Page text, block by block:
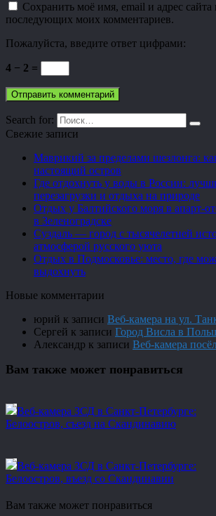
Сохранить моё имя, email и адрес сайта
последующих моих комментариев.
Пожалуйста, введите ответ цифрами:
4 − 2 =
Search for:
Свежие записи
Маврикий за пределами шезлонга:
настоящий остров
Где отдохнуть у воды в России:
перезагрузки и отдыха на природе
Отдых у Балтийского моря в апарт-
в Зеленоградске
Суздаль — город с тысячелетней
атмосферой русского уюта
Отдых в Подмосковье: место, где
выдохнуть
Новые комментарии
юрий к записи Веб-камера на ул.
Сергей к записи Город Висла в
Александр к записи Веб-камера
Вам также может понравиться
Веб-камера ЗСД в Санкт-Петербурге:
Белоостров, съезд на Скандинавию
Веб-камера ЗСД в Санкт-Петербурге:
Белоостров, въезд со Скандинавии
Вам также может понравиться